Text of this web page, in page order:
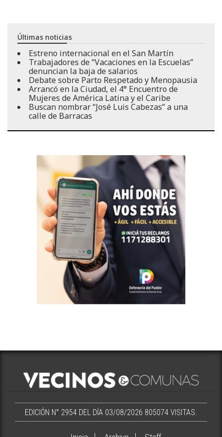
Últimas noticias
Estreno internacional en el San Martín
Trabajadores de “Vacaciones en la Escuelas”
denuncian la baja de salarios
Debate sobre Parto Respetado y Menopausia
Arrancó en la Ciudad, el 4° Encuentro de
Mujeres de América Latina y el Caribe
Buscan nombrar “José Luis Cabezas” a una
calle de Barracas
EDICIÓN N° 2954 DEL DÍA 03/08/2026 805074 VISITAS.